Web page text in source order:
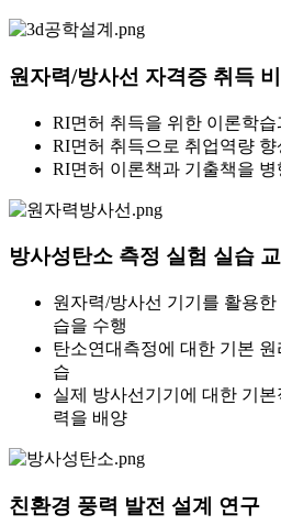
원자력/방사선 자격증 취득
RI면허 취득을 위한 이론학
RI면허 취득으로 취업역량 향
RI면허 이론책과 기출책을
방사성탄소 측정 실험 실습
원자력/방사선 기기를 활용
습을 수행
탄소연대측정에 대한 기본
습
실제 방사선기기에 대한 기
력을 배양
친환경 풍력 발전 설계 연구